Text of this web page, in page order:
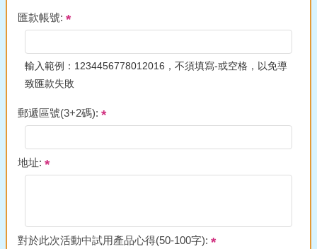
匯款帳號:
輸入範例：1234456778012016，不須填寫-或空格，以免導
致匯款失敗
郵遞區號(3+2碼):
地址:
對於此次活動中試用產品心得(50-100字):